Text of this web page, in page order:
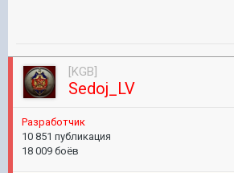
[KGB]
Sedoj_LV
Pазработчик
10 851 публикация
18 009 боёв